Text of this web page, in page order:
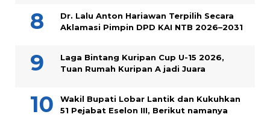
Dr. Lalu Anton Hariawan Terpilih Secara
Aklamasi Pimpin DPD KAI NTB 2026–2031
Laga Bintang Kuripan Cup U-15 2026,
Tuan Rumah Kuripan A jadi Juara
Wakil Bupati Lobar Lantik dan Kukuhkan
51 Pejabat Eselon III, Berikut namanya